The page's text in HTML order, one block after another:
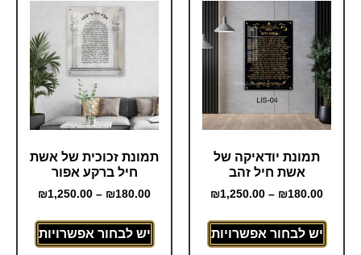
תמונת יודאיקה של
אשת חיל זהב
₪180.00
–
₪1,250.00
יש לבחור אפשרויות
תמונת זכוכית של אשת
חיל ברקע אפור
₪180.00
–
₪1,250.00
יש לבחור אפשרויות